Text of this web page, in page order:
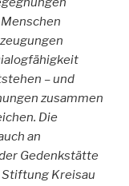
– und
zusammen
Die
an
Gedenkstätte
Stiftung Kreisau